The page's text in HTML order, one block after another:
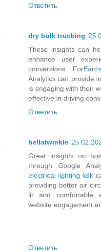
Ответить
dry bulk trucking
These insights can
enhance user
conversions. For
Analytics can provide
is engaging with their
effective in driving
Ответить
hellatwinkle
Great insights on
through Google
electrical lighting kdk
providing better air
lit and comfortable
website engagement
Ответить